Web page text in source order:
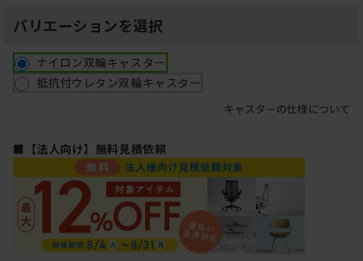
バリエーションを選択
ナイロン双輪キャスター
抵抗付ウレタン双輪キャスター
キャスターの仕様について
■【法人向け】無料見積依頼